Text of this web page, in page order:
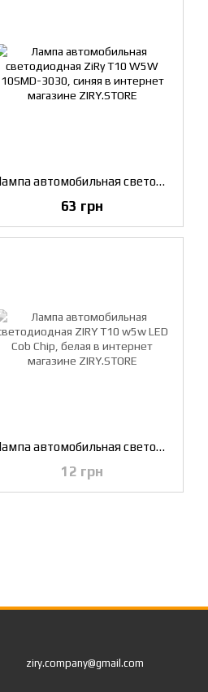
Лампа автомобильная светодиодная ZiRy T10 W5W 10SMD-3030, синяя
63 грн
Лампа автомобильная светодиодная ZIRY T10 w5w LED Cob Chip, белая
12 грн
ziry.company@gmail.com